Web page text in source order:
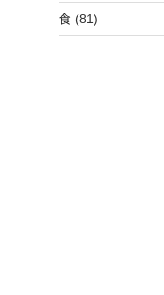
食 (81)